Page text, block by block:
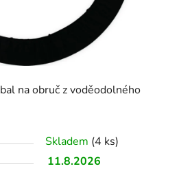
na obruč z voděodolného
Skladem (4 ks)
11.8.2026